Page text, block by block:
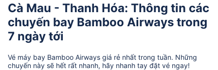
Cà Mau - Thanh Hóa: Thông tin các
chuyến bay Bamboo Airways trong
7 ngày tới
Vé máy bay Bamboo Airways giá rẻ nhất trong tuần. Những
chuyến này sẽ hết rất nhanh, hãy nhanh tay đặt vé ngay!